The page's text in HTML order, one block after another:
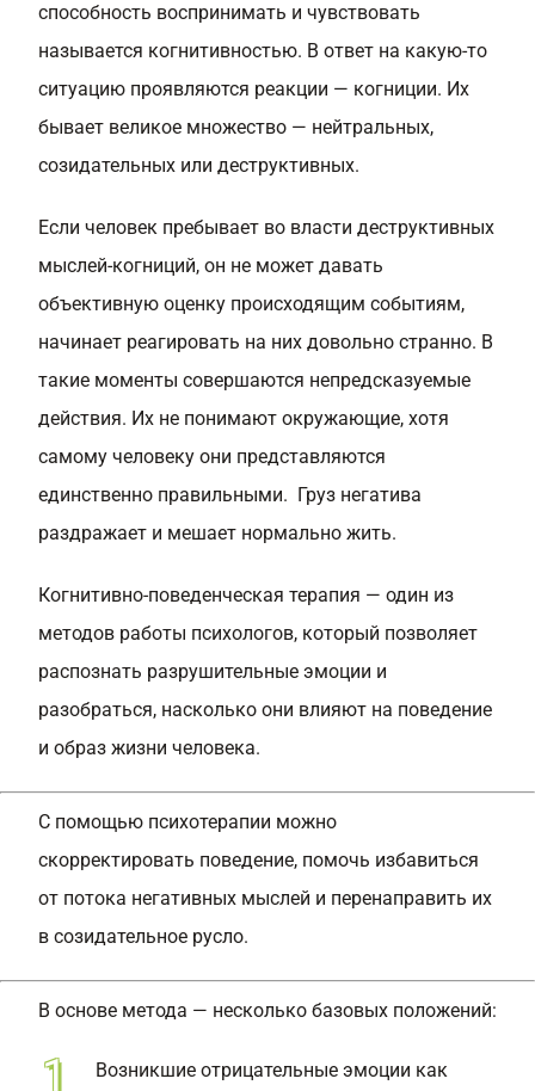
способность воспринимать и чувствовать
называется когнитивностью. В ответ на какую-то
ситуацию проявляются реакции — когниции. Их
бывает великое множество — нейтральных,
созидательных или деструктивных.
Если человек пребывает во власти деструктивных
мыслей-когниций, он не может давать
объективную оценку происходящим событиям,
начинает реагировать на них довольно странно. В
такие моменты совершаются непредсказуемые
действия. Их не понимают окружающие, хотя
самому человеку они представляются
единственно правильными. Груз негатива
раздражает и мешает нормально жить.
Когнитивно-поведенческая терапия — один из
методов работы психологов, который позволяет
распознать разрушительные эмоции и
разобраться, насколько они влияют на поведение
и образ жизни человека.
С помощью психотерапии можно
скорректировать поведение, помочь избавиться
от потока негативных мыслей и перенаправить их
в созидательное русло.
В основе метода — несколько базовых положений:
Возникшие отрицательные эмоции как